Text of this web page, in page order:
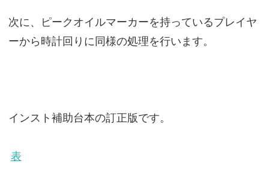
次に、ピークオイルマーカーを持っているプレイヤ
ーから時計回りに同様の処理を行います。
インスト補助台本の訂正版です。
表